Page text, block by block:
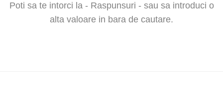
Poti sa te intorci la - Raspunsuri - sau sa introduci o
alta valoare in bara de cautare.